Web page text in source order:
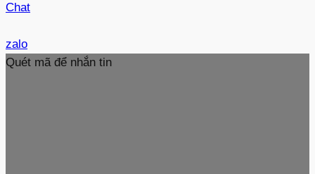
Chat
zalo
Quét mã để nhắn tin